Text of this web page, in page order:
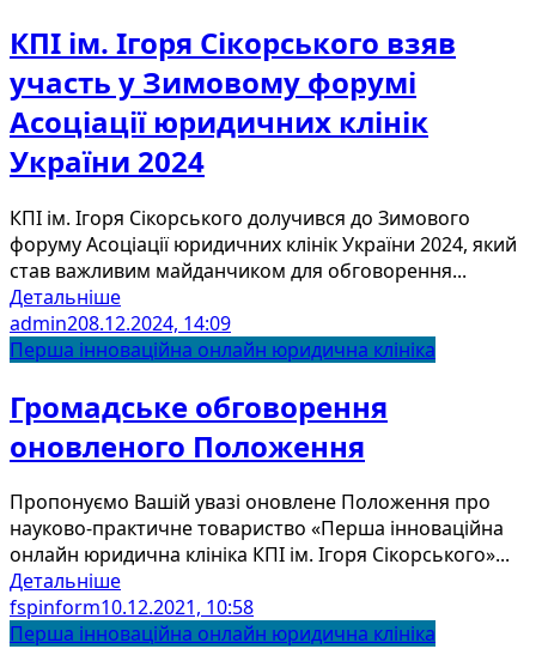
КПІ ім. Ігоря Сікорського взяв
участь у Зимовому форумі
Асоціації юридичних клінік
України 2024
КПІ ім. Ігоря Сікорського долучився до Зимового
форуму Асоціації юридичних клінік України 2024, який
став важливим майданчиком для обговорення...
Детальніше
admin208.12.2024, 14:09
Перша інноваційна онлайн юридична клініка
Громадське обговорення
оновленого Положення
Пропонуємо Вашій увазі оновлене Положення про
науково-практичне товариство «Перша інноваційна
онлайн юридична клініка КПІ ім. Ігоря Сікорського»...
Детальніше
fspinform10.12.2021, 10:58
Перша інноваційна онлайн юридична клініка